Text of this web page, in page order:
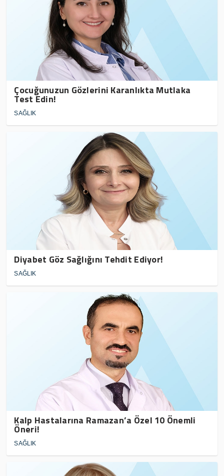
Çocuğunuzun Gözlerini Karanlıkta Mutlaka
Test Edin!
SAĞLIK
Diyabet Göz Sağlığını Tehdit Ediyor!
SAĞLIK
Kalp Hastalarına Ramazan’a Özel 10 Önemli
Öneri!
SAĞLIK